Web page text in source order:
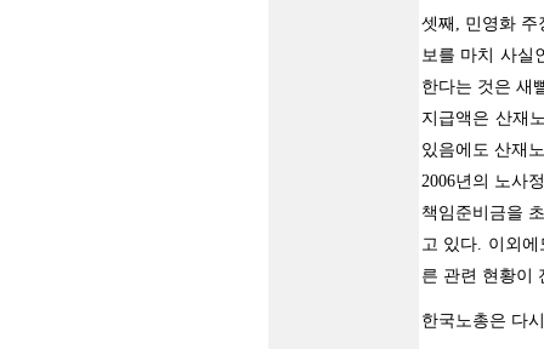
셋째, 민영화 주
보를 마치 사실
한다는 것은 새
지급액은 산재
있음에도 산재
2006년의 노사
책임준비금을
고 있다. 이외
른 관련 현황이
한국노총은 다